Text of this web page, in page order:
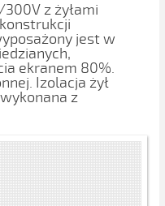
z żyłami
jest w
ekranem 80%.
Izolacja żył
z